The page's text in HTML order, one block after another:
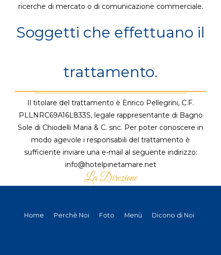
ricerche di mercato o di comunicazione commerciale.
Soggetti che effettuano il
trattamento.
Il titolare del trattamento è Enrico Pellegrini, C.F.
PLLNRC69A16L833S, legale rappresentante di Bagno
Sole di Chiodelli Maria & C. snc. Per poter conoscere in
modo agevole i responsabili del trattamento è
sufficiente inviare una e-mail al seguente indirizzo:
info@hotelpinetamare.net
La Direzione
Home Perchè Noi Foto Menù Dicono di Noi